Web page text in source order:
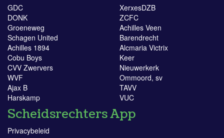
GDC
DONK
Groeneweg
Schagen United
Achilles 1894
Cobu Boys
CVV Zwervers
WVF
Ajax B
Harskamp
XerxesDZB
ZCFC
Achilles Veen
Barendrecht
Alcmaria Victrix
Keer
Nieuwerkerk
Ommoord, sv
TAVV
VUC
Scheidsrechters App
Privacybeleid